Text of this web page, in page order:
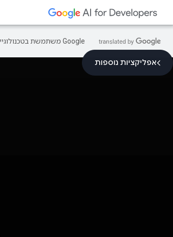
‫Google משתמשת בטכנולוגיית AI כדי לתרגם תוכן לשפה המועדפת עליך. בתרגומים כאלו עשויות להיות שגיאות.
אפליקציות נוספות